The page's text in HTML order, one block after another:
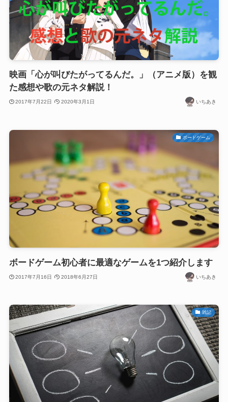
映画「心が叫びたがってるんだ。」（アニメ版）を観
た感想や歌の元ネタ解説！
2017年7月22日 2020年3月1日 いちあき
ボードゲーム
ボードゲーム初心者に最適なゲームを1つ紹介します
2017年7月16日 2018年6月27日 いちあき
雑記